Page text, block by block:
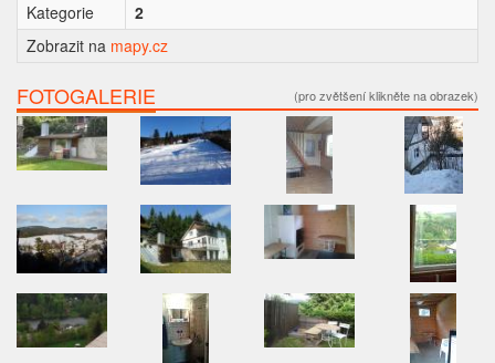
Kategorie
2
Zobrazit na mapy.cz
FOTOGALERIE (pro zvětšení klikněte na obrazek)